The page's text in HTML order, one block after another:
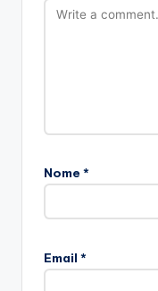
Nome *
Email *